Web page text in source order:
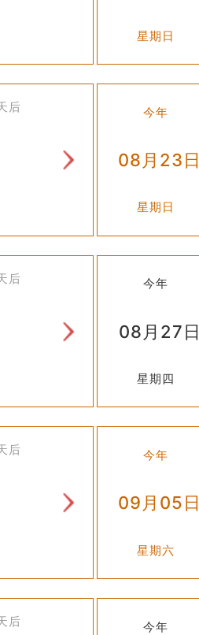
载着深厚文化底蕴的仪式行为。它
星期日
后 今年
08月23日
星期日
后 今年
08月27日
星期四
后 今年
09月05日
星期六
后 今年